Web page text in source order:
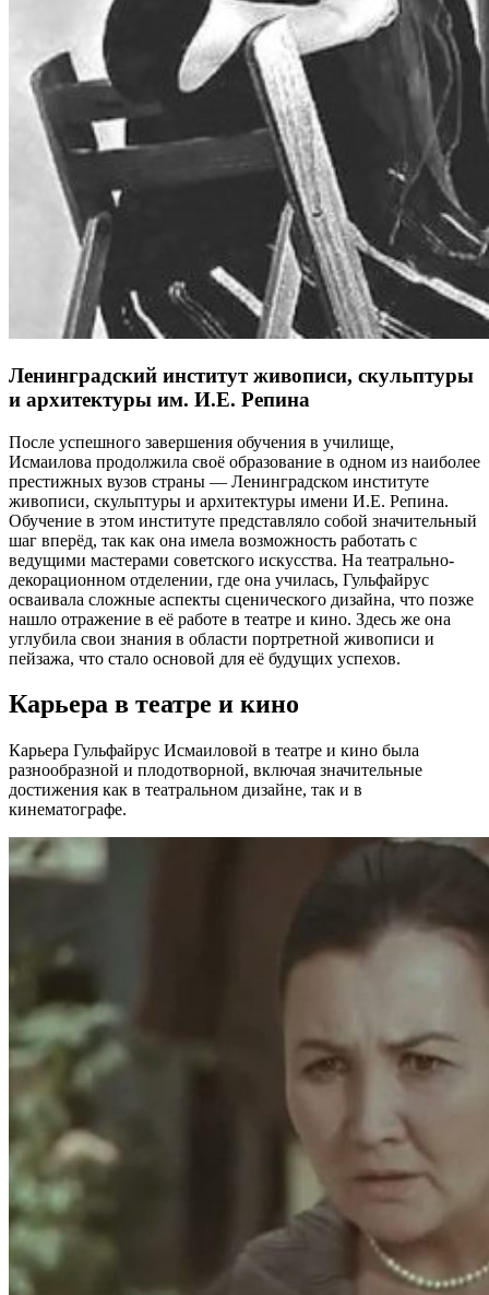
Ленинградский институт живописи, скульптуры
и архитектуры им. И.Е. Репина
После успешного завершения обучения в училище,
Исмаилова продолжила своё образование в одном из наиболее
престижных вузов страны — Ленинградском институте
живописи, скульптуры и архитектуры имени И.Е. Репина.
Обучение в этом институте представляло собой значительный
шаг вперёд, так как она имела возможность работать с
ведущими мастерами советского искусства. На театрально-
декорационном отделении, где она училась, Гульфайрус
осваивала сложные аспекты сценического дизайна, что позже
нашло отражение в её работе в театре и кино. Здесь же она
углубила свои знания в области портретной живописи и
пейзажа, что стало основой для её будущих успехов.
Карьера в театре и кино
Карьера Гульфайрус Исмаиловой в театре и кино была
разнообразной и плодотворной, включая значительные
достижения как в театральном дизайне, так и в
кинематографе.